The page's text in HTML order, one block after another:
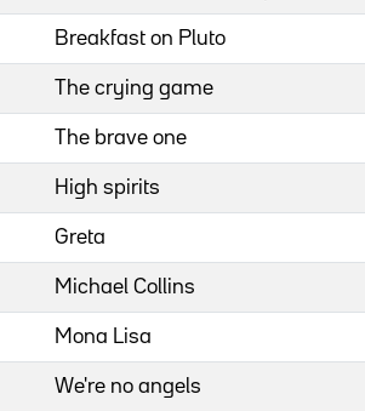
Breakfast on Pluto
The crying game
The brave one
High spirits
Greta
Michael Collins
Mona Lisa
We're no angels